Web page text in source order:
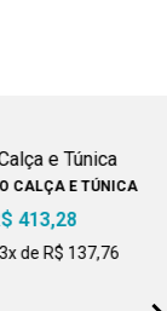
CALÇA E TÚNICA
413,28
de R$ 137,76